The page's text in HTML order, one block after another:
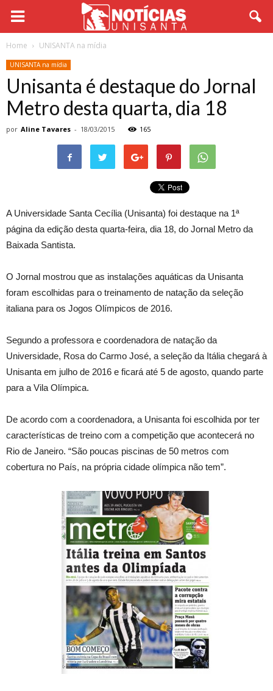
Home UNISANTA na mídia
UNISANTA na mídia
Unisanta é destaque do Jornal
Metro desta quarta, dia 18
por Aline Tavares - 18/03/2015 165
A Universidade Santa Cecília (Unisanta) foi destaque na 1ª
página da edição desta quarta-feira, dia 18, do Jornal Metro da
Baixada Santista.
O Jornal mostrou que as instalações aquáticas da Unisanta
foram escolhidas para o treinamento de natação da seleção
italiana para os Jogos Olímpicos de 2016.
Segundo a professora e coordenadora de natação da
Universidade, Rosa do Carmo José, a seleção da Itália chegará à
Unisanta em julho de 2016 e ficará até 5 de agosto, quando parte
para a Vila Olímpica.
De acordo com a coordenadora, a Unisanta foi escolhida por ter
características de treino com a competição que acontecerá no
Rio de Janeiro. “São poucas piscinas de 50 metros com
cobertura no País, na própria cidade olímpica não tem”.